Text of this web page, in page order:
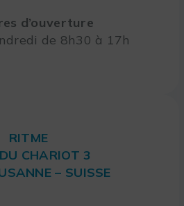
d’ouverture
de 8h30 à 17h
RITME
CHARIOT 3
– SUISSE